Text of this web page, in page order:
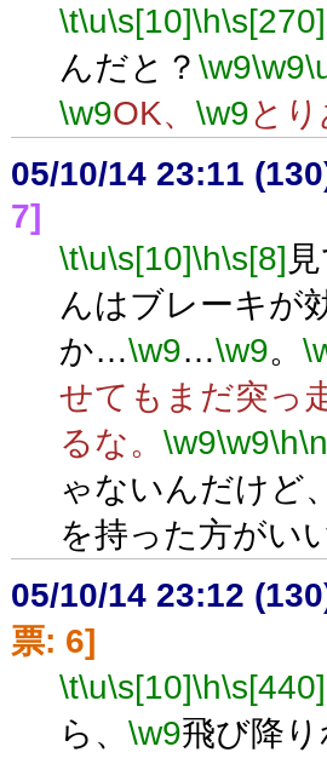
\t\u\s[10]\h\s[270]
んだと？ \w9\w9
\w9OK、 \w9と
05/10/14 23:11
7]
\t\u\s[10]\h\s[8]
んはブレーキが
か…\w9…\w9。
せてもまだ突っ
るな。 \w9\w9\h\n
ゃないんだけど
を持った方がい
05/10/14 23:12
票: 6]
\t\u\s[10]\h\s[440]
ら、 \w9飛び降